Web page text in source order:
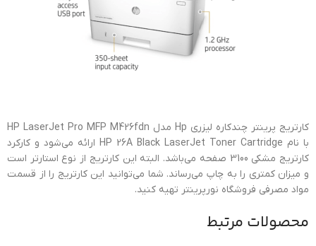
کارتریج پرینتر چندکاره ليزري Hp مدل HP LaserJet Pro MFP M426fdn
با نام HP 26A Black LaserJet Toner Cartridge ارائه می‌شود و کارکرد
کارتریج مشکی 3100 صفحه می‌باشد. البته این کارتریج از نوع استارتر است
و میزان کمتری را به چاپ می‌رساند. شما می‌توانید این کارتریج را از قسمت
مواد مصرفی فروشگاه نورپرینتر تهیه کنید.
محصولات مرتبط